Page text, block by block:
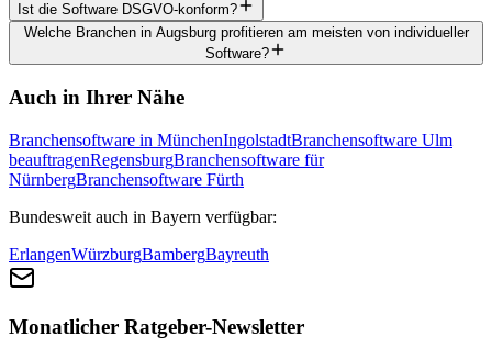
Ist die Software DSGVO-konform?
Welche Branchen in Augsburg profitieren am meisten von individueller
Software?
Auch in Ihrer Nähe
Branchensoftware in MünchenIngolstadtBranchensoftware Ulm
beauftragenRegensburgBranchensoftware für
NürnbergBranchensoftware Fürth
Bundesweit auch in Bayern verfügbar:
ErlangenWürzburgBambergBayreuth
Monatlicher Ratgeber-Newsletter